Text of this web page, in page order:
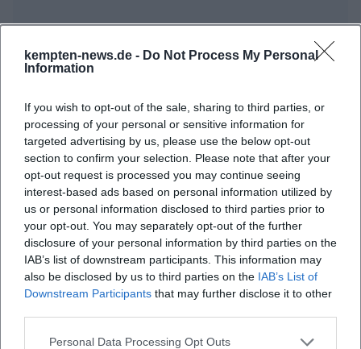
kempten-news.de - Do Not Process My Personal
Information
If you wish to opt-out of the sale, sharing to third parties, or
processing of your personal or sensitive information for
targeted advertising by us, please use the below opt-out
section to confirm your selection. Please note that after your
opt-out request is processed you may continue seeing
interest-based ads based on personal information utilized by
us or personal information disclosed to third parties prior to
your opt-out. You may separately opt-out of the further
disclosure of your personal information by third parties on the
IAB’s list of downstream participants. This information may
also be disclosed by us to third parties on the IAB’s List of
Downstream Participants that may further disclose it to other
Personal Data Processing Opt Outs
Wann sind die Öffnungszeiten der Ausstellung?
Wo befindet sich die Ausstellung?
Was kann ich von der Ausstellung erwarten?
Wie sind die Ticketpreise?